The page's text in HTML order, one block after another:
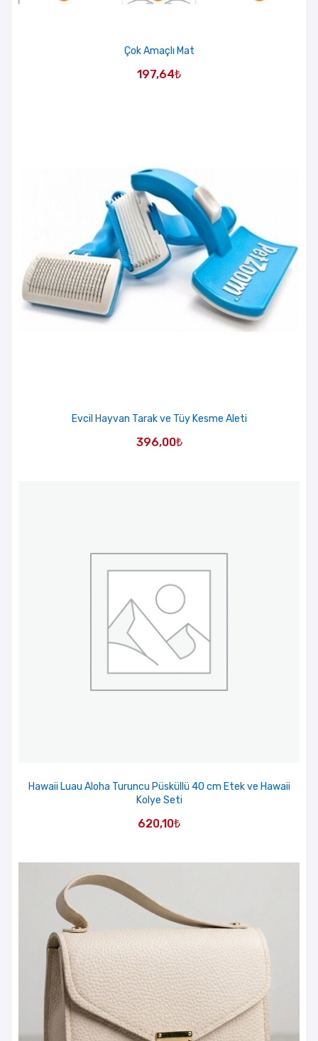
Çok Amaçlı Mat
197,64₺
Evcil Hayvan Tarak ve Tüy Kesme Aleti
396,00₺
Hawaii Luau Aloha Turuncu Püsküllü 40 cm Etek ve Hawaii
Kolye Seti
620,10₺